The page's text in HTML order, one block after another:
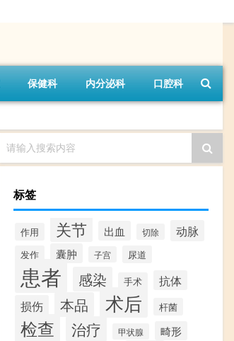
保健科 内分泌科 口腔科
请输入搜索内容
标签
作用 关节 出血 切除 动脉
发作 囊肿 子宫 尿道
患者 感染 手术 抗体
损伤 本品 术后 杆菌
检查 治疗 甲状腺 畸形